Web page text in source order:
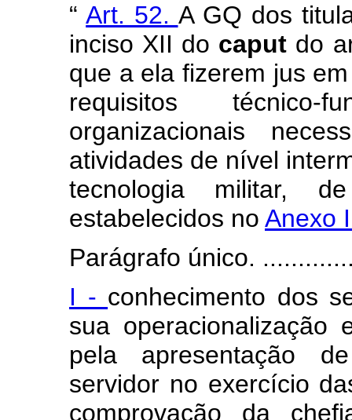
“Art. 52. A GQ dos
inciso XII do caput do
que a ela fizerem jus
requisitos técnico-
organizacionais
atividades de nível
tecnologia militar,
estabelecidos no Anexo
Parágrafo único.
I - conhecimento dos
sua operacionalização
pela apresentação
servidor no exercício
comprovação da